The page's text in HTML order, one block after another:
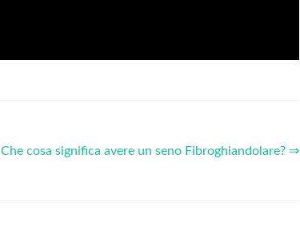
Che cosa significa avere un seno Fibroghiandolare? ⇒